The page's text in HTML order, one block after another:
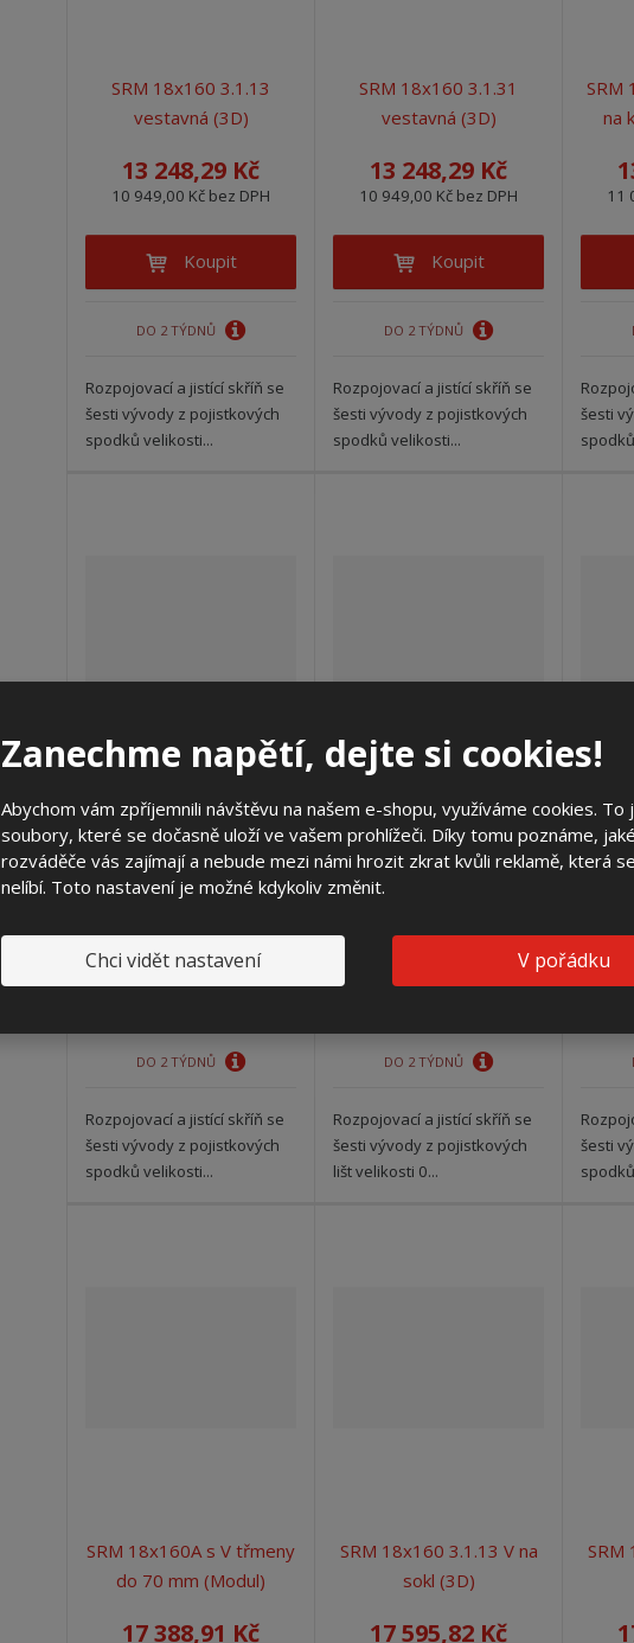
Zanechme napětí, dejte si cookies!
Abychom vám zpříjemnili návštěvu na našem e-shopu, využíváme cookies. To
soubory, které se dočasně uloží ve vašem prohlížeči. Díky tomu poznáme, jaké
rozváděče vás zajímají a nebude mezi námi hrozit zkrat kvůli reklamě, která
nelíbí. Toto nastavení je možné kdykoliv změnit.
Chci vidět nastavení V pořádku
SRM 18x160 3.1.13
vestavná (3D)
13 248,29 Kč
10 949,00 Kč bez DPH
Koupit
DO 2 TÝDNŮ
Rozpojovací a jistící skříň se
šesti vývody z pojistkových
spodků velikosti...
SRM 18x160 3.1.31
vestavná (3D)
13 248,29 Kč
10 949,00 Kč bez DPH
Koupit
DO 2 TÝDNŮ
Rozpojovací a jistící skříň se
šesti vývody z pojistkových
spodků velikosti...
SRM
na
11
šesti
SRM 18x160 3.1.31 na
sokl (3D)
13 531,43 Kč
Koupit
DO 2 TÝDNŮ
Rozpojovací a jistící skříň se
šesti vývody z pojistkových
spodků velikosti...
SRML 18x160 V vestavná
i na sokl (AHVO)
17 001,71 Kč
Koupit
DO 2 TÝDNŮ
Rozpojovací a jistící skříň se
šesti vývody z pojistkových
lišt velikosti 0...
šesti
SRM 18x160A s V třmeny
do 70 mm (Modul)
17 388,91 Kč
SRM 18x160 3.1.13 V na
sokl (3D)
17 595,82 Kč
SRM